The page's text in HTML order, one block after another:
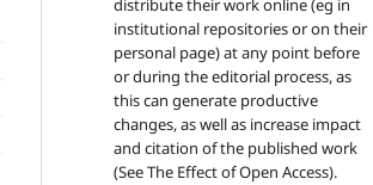
distribute their work online (eg in
institutional repositories or on their
personal page) at any point before
or during the editorial process, as
this can generate productive
changes, as well as increase impact
and citation of the published work
(See The Effect of Open Access).